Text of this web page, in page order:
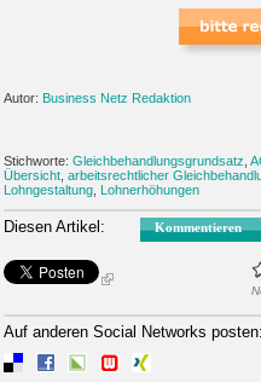
Autor: Business Netz Redaktion
Stichworte: Gleichbehandlungsgrundsatz
Übersicht arbeitsrechtlicher
Lohngestaltung Lohnerhöhungen
Diesen Artikel: Kommentieren
Auf anderen Social Networks